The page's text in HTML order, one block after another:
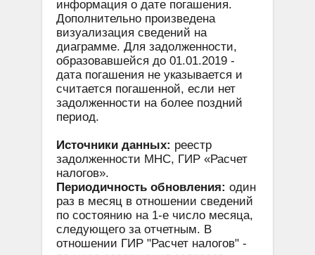
информация о дате погашения.
Дополнительно произведена
визуализация сведений на
диаграмме. Для задолженности,
образовавшейся до 01.01.2019 -
дата погашения не указывается и
считается погашенной, если нет
задолженности на более поздний
период.
Источники данных: реестр
задолженности МНС, ГИР «Расчет
налогов».
Периодичность обновления: один
раз в месяц в отношении сведений
по состоянию на 1-е число месяца,
следующего за отчетным. В
отношении ГИР "Расчет налогов" -